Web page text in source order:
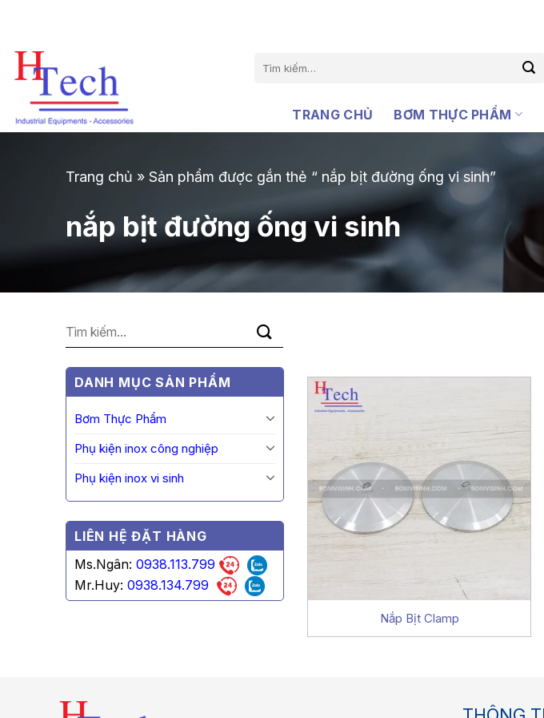
nội
dung
kiếm:
TRANG CHỦ BƠM THỰC PHẨM
Trang chủ » Sản phẩm được gắn thẻ “ nắp bịt đường ống vi sinh”
nắp bịt đường ống vi sinh
Tìm
DANH MỤC SẢN PHẨM
Bơm Thực Phẩm
Phụ kiện inox công nghiệp
Phụ kiện inox vi sinh
LIÊN HỆ ĐẶT HÀNG
Ms.Ngân: 0938.113.799
Mr.Huy: 0938.134.799
Nắp Bịt Clamp